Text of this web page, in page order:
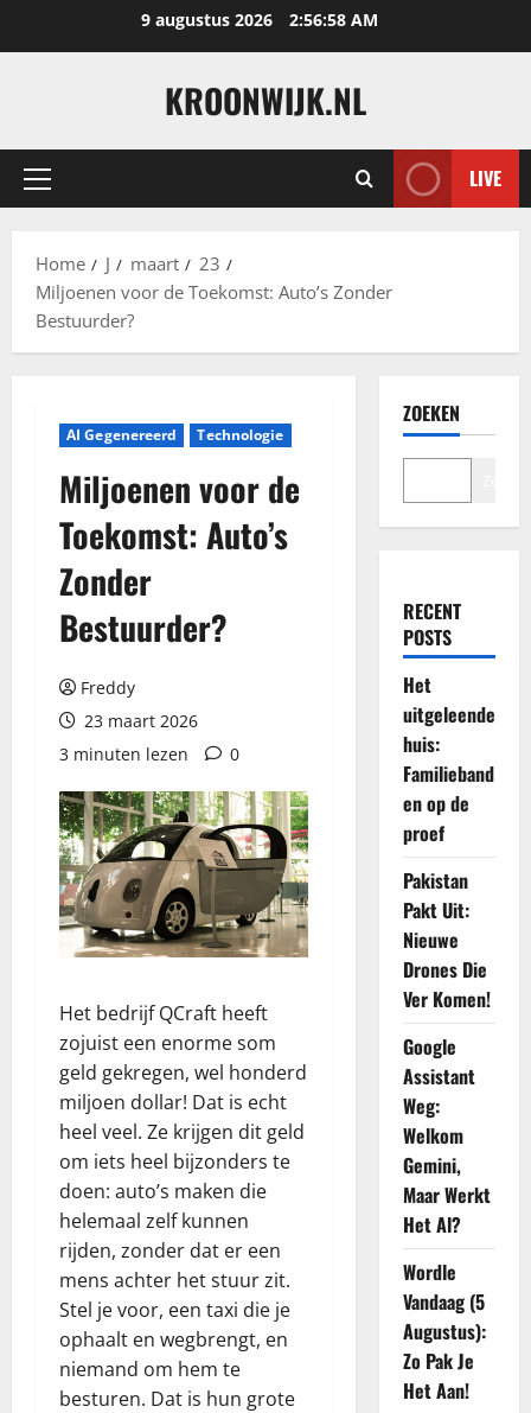
9 augustus 2026 2:56:59 AM
KROONWIJK.NL
Primair
LIVE
Home J maart
23
Miljoenen voor de Toekomst: Auto’s Zonder
Bestuurder?
AI Gegenereerd Technologie
Miljoenen voor de
Toekomst: Auto’s
Zonder
Bestuurder?
Freddy
23 maart 2026
3 minuten lezen
0
Het bedrijf QCraft heeft
zojuist een enorme som
geld gekregen, wel honderd
miljoen dollar! Dat is echt
heel veel. Ze krijgen dit geld
om iets heel bijzonders te
doen: auto’s maken die
helemaal zelf kunnen
rijden, zonder dat er een
mens achter het stuur zit.
Stel je voor, een taxi die je
ophaalt en wegbrengt, en
niemand om hem te
besturen. Dat is hun grote
ZOEKEN
RECENT
POSTS
Het
uitgeleende
huis:
Familieband
en op de
proef
Pakistan
Pakt Uit:
Nieuwe
Drones Die
Ver Komen!
Google
Assistant
Weg:
Welkom
Gemini,
Maar Werkt
Het Al?
Wordle
Vandaag (5
Augustus):
Zo Pak Je
Het Aan!